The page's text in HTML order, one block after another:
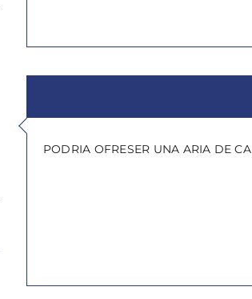
PODRIA OFRESER UNA ARIA DE